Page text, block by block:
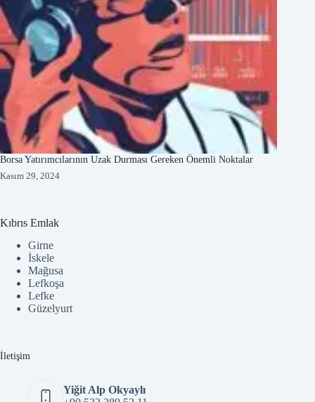
Borsa Yatırımcılarının Uzak Durması Gereken Önemli Noktalar
Kasım 29, 2024
Kıbrıs Emlak
Girne
İskele
Mağusa
Lefkoşa
Lefke
Güzelyurt
İletişim
Yiğit Alp Okyaylı